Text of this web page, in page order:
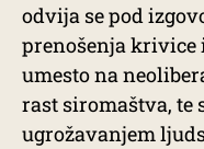
odvija se pod
prenošenja krivice
umesto na
rast siromaštva, te
ugrožavanjem